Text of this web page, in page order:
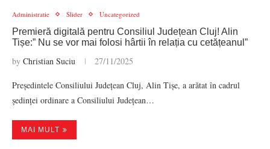
Administratie Slider Uncategorized
Premieră digitală pentru Consiliul Județean Cluj! Alin
Tișe:” Nu se vor mai folosi hârtii în relația cu cetățeanul”
by Christian Suciu 27/11/2025
Președintele Consiliului Județean Cluj, Alin Tișe, a arătat în cadrul
ședinței ordinare a Consiliului Județean…
MAI MULT